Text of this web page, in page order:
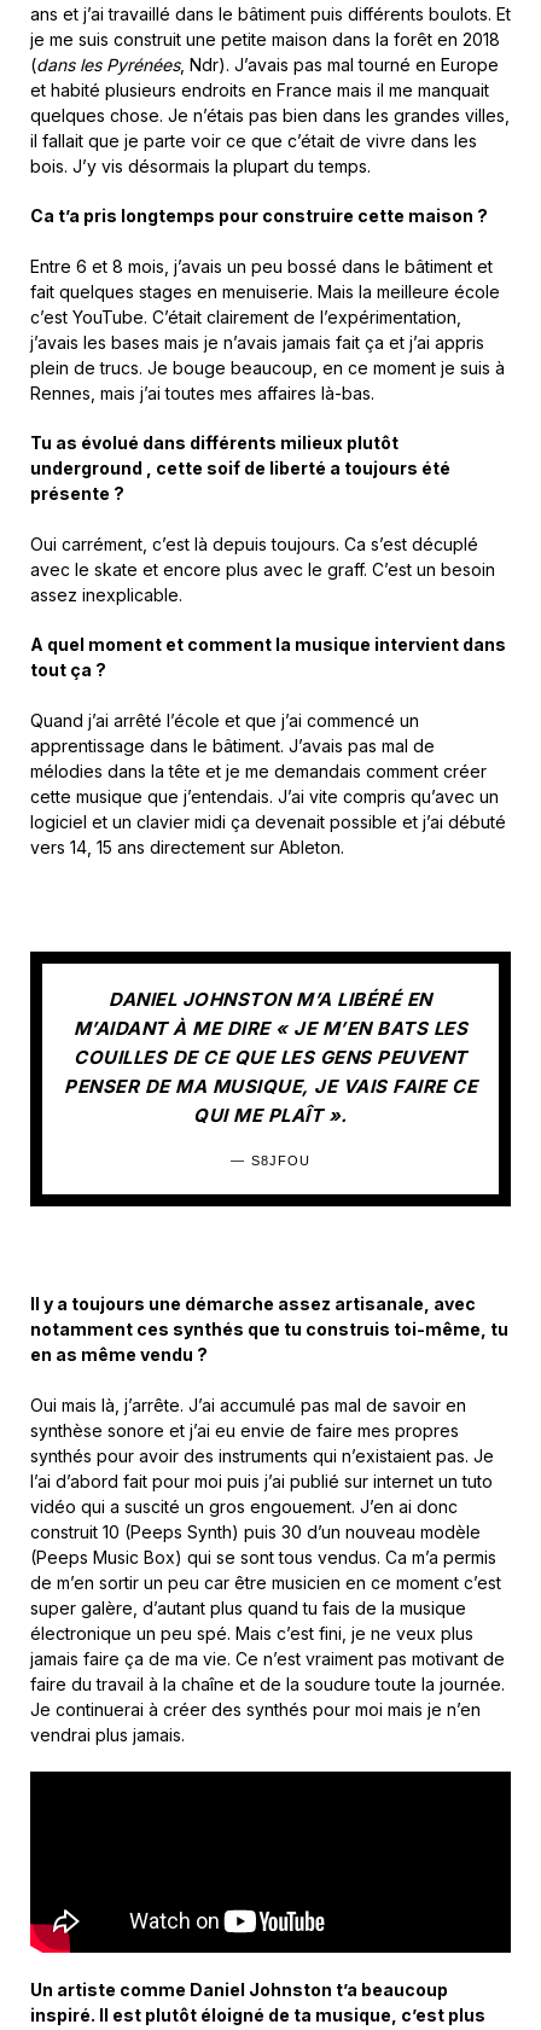
ans et j’ai travaillé dans le bâtiment puis différents boulots. Et
je me suis construit une petite maison dans la forêt en 2018
(dans les Pyrénées, Ndr). J’avais pas mal tourné en Europe
et habité plusieurs endroits en France mais il me manquait
quelques chose. Je n’étais pas bien dans les grandes villes,
il fallait que je parte voir ce que c’était de vivre dans les
bois. J’y vis désormais la plupart du temps.
Ca t’a pris longtemps pour construire cette maison ?
Entre 6 et 8 mois, j’avais un peu bossé dans le bâtiment et
fait quelques stages en menuiserie. Mais la meilleure école
c’est YouTube. C’était clairement de l’expérimentation,
j’avais les bases mais je n’avais jamais fait ça et j’ai appris
plein de trucs. Je bouge beaucoup, en ce moment je suis à
Rennes, mais j’ai toutes mes affaires là-bas.
Tu as évolué dans différents milieux plutôt
underground , cette soif de liberté a toujours été
présente ?
Oui carrément, c’est là depuis toujours. Ca s’est décuplé
avec le skate et encore plus avec le graff. C’est un besoin
assez inexplicable.
A quel moment et comment la musique intervient dans
tout ça ?
Quand j’ai arrêté l’école et que j’ai commencé un
apprentissage dans le bâtiment. J’avais pas mal de
mélodies dans la tête et je me demandais comment créer
cette musique que j’entendais. J’ai vite compris qu’avec un
logiciel et un clavier midi ça devenait possible et j’ai débuté
vers 14, 15 ans directement sur Ableton.
DANIEL JOHNSTON M’A LIBÉRÉ EN
M’AIDANT À ME DIRE « JE M’EN BATS LES
COUILLES DE CE QUE LES GENS PEUVENT
PENSER DE MA MUSIQUE, JE VAIS FAIRE CE
QUI ME PLAÎT ».
S8JFOU
Il y a toujours une démarche assez artisanale, avec
notamment ces synthés que tu construis toi-même, tu
en as même vendu ?
Oui mais là, j’arrête. J’ai accumulé pas mal de savoir en
synthèse sonore et j’ai eu envie de faire mes propres
synthés pour avoir des instruments qui n’existaient pas. Je
l’ai d’abord fait pour moi puis j’ai publié sur internet un tuto
vidéo qui a suscité un gros engouement. J’en ai donc
construit 10 (Peeps Synth) puis 30 d’un nouveau modèle
(Peeps Music Box) qui se sont tous vendus. Ca m’a permis
de m’en sortir un peu car être musicien en ce moment c’est
super galère, d’autant plus quand tu fais de la musique
électronique un peu spé. Mais c’est fini, je ne veux plus
jamais faire ça de ma vie. Ce n’est vraiment pas motivant de
faire du travail à la chaîne et de la soudure toute la journée.
Je continuerai à créer des synthés pour moi mais je n’en
vendrai plus jamais.
Un artiste comme Daniel Johnston t’a beaucoup
inspiré. Il est plutôt éloigné de ta musique, c’est plus